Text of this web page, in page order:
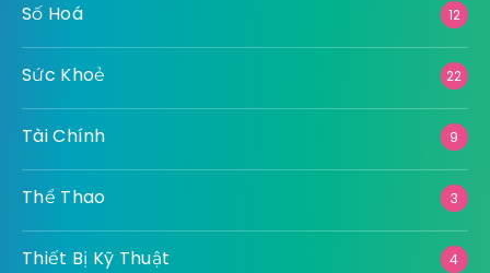
Số Hoá 12
Sức Khoẻ 22
Tài Chính 9
Thể Thao 3
Thiết Bị Kỹ Thuật 4